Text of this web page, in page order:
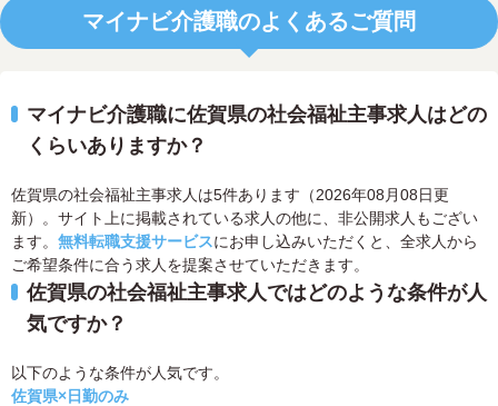
マイナビ介護職のよくあるご質問
マイナビ介護職に佐賀県の社会福祉主事求人はどの
くらいありますか？
佐賀県の社会福祉主事求人は5件あります（2026年08月08日更
新）。サイト上に掲載されている求人の他に、非公開求人もござい
ます。 無料転職支援サービスにお申し込みいただくと、全求人から
ご希望条件に合う求人を提案させていただきます。
佐賀県の社会福祉主事求人ではどのような条件が人
気ですか？
以下のような条件が人気です。
佐賀県×日勤のみ